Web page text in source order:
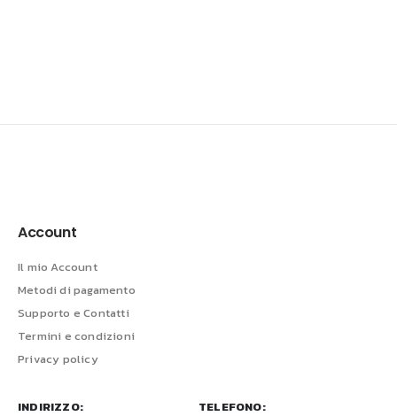
Account
Il mio Account
Metodi di pagamento
Supporto e Contatti
Termini e condizioni
Privacy policy
INDIRIZZO:
TELEFONO: